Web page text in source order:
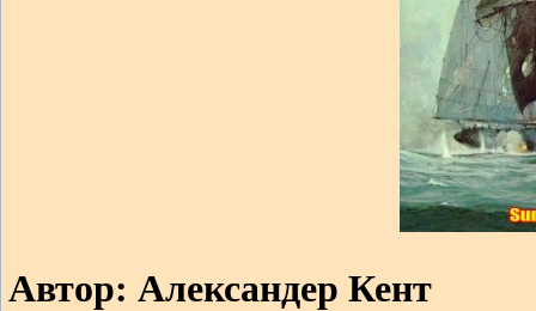
Автор: Александер Кент